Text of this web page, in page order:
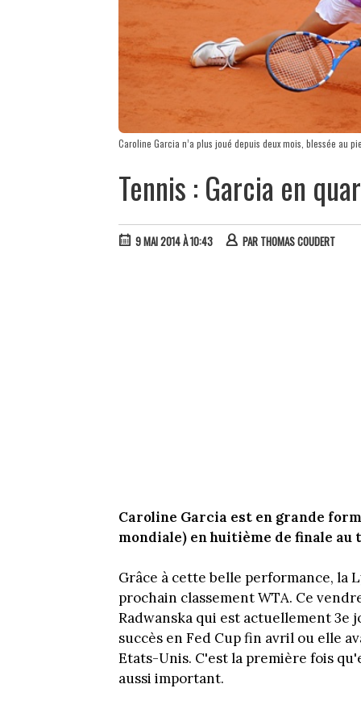
Caroline Garcia n’a plus joué depuis deux mois, blessée au
Tennis : Garcia en
9 MAI 2014 À 10:43 PAR THOMAS COUDERT
Caroline Garcia est en grande
mondiale) en huitième de finale au
Grâce à cette belle performance, la
prochain classement WTA. Ce
Radwanska qui est actuellement 3e
succès en Fed Cup fin avril ou elle
Etats-Unis. C'est la première fois
aussi important.